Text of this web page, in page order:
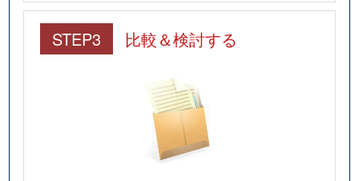
STEP3 比較＆検討する